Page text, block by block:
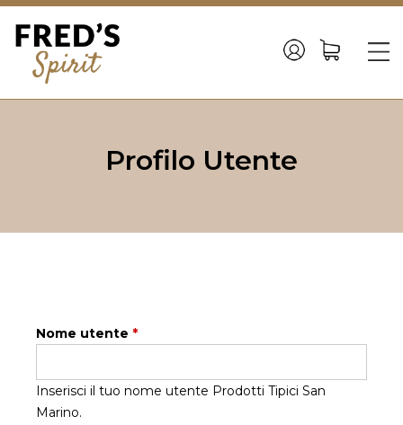
☰
Profilo Utente
Nome utente *
Inserisci il tuo nome utente Prodotti Tipici San
Marino.